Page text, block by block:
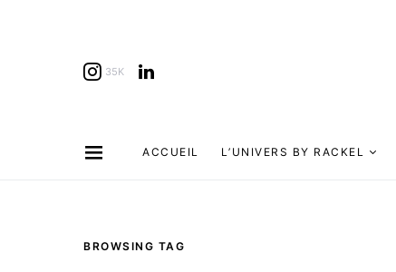
35K
ACCUEIL L’UNIVERS BY RACKEL
BROWSING TAG